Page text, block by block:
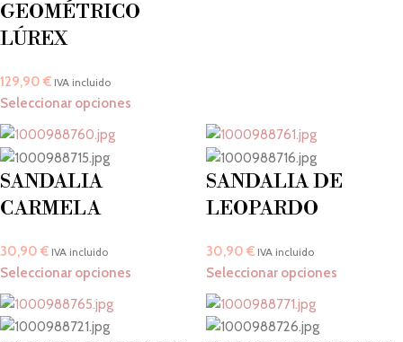
GEOMÉTRICO
LÚREX
129,90 € IVA incluido
Seleccionar opciones
SANDALIA
CARMELA
30,90 € IVA incluido
Seleccionar opciones
SANDALIA DE
LEOPARDO
30,90 € IVA incluido
Seleccionar opciones